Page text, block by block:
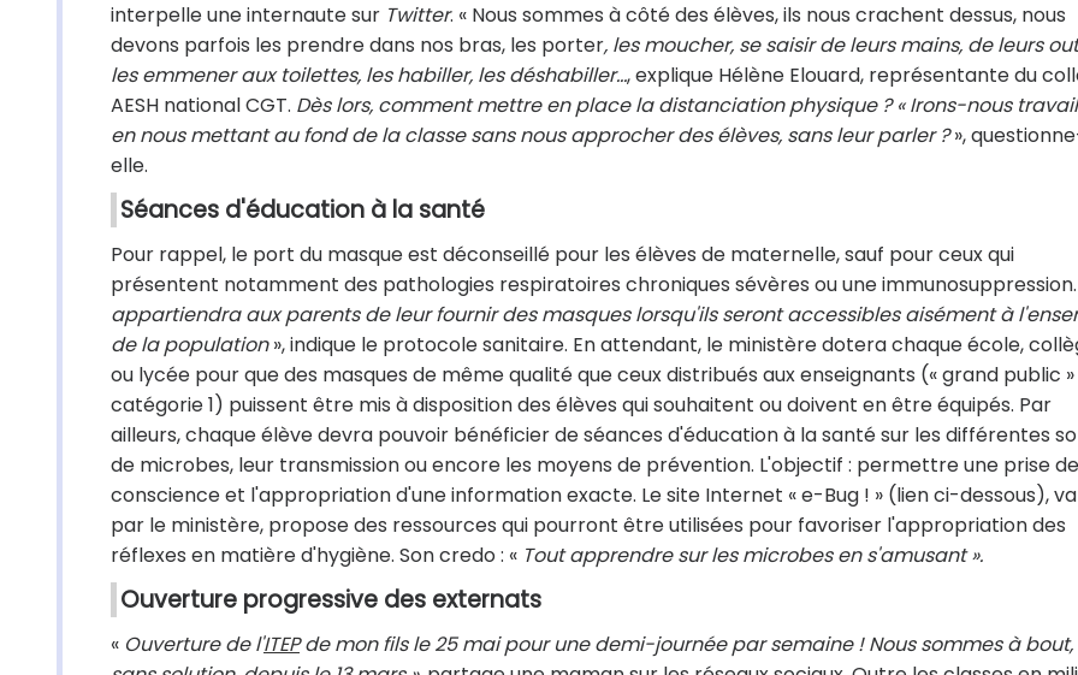
interpelle une internaute sur Twitter. « Nous sommes à côté des élèves, ils nous crachent dessus, nous
devons parfois les prendre dans nos bras, les porter, les moucher, se saisir de leurs mains, de leurs
les emmener aux toilettes, les habiller, les déshabiller…, explique Hélène Elouard, représentante du
AESH national CGT. Dès lors, comment mettre en place la distanciation physique ? « Irons-nous
en nous mettant au fond de la classe sans nous approcher des élèves, sans leur parler ?»,
elle.
Séances d'éducation à la santé
Pour rappel, le port du masque est déconseillé pour les élèves de maternelle, sauf pour ceux qui
présentent notamment des pathologies respiratoires chroniques sévères ou une
appartiendra aux parents de leur fournir des masques lorsqu'ils seront accessibles aisément à
de la population», indique le protocole sanitaire. En attendant, le ministère dotera chaque école,
ou lycée pour que des masques de même qualité que ceux distribués aux enseignants (« grand public
catégorie 1) puissent être mis à disposition des élèves qui souhaitent ou doivent en être équipés. Par
ailleurs, chaque élève devra pouvoir bénéficier de séances d'éducation à la santé sur les différentes
de microbes, leur transmission ou encore les moyens de prévention. L'objectif : permettre une prise de
conscience et l'appropriation d'une information exacte. Le site Internet « e-Bug ! » (lien ci-dessous),
par le ministère, propose des ressources qui pourront être utilisées pour favoriser l'appropriation des
réflexes en matière d'hygiène. Son credo : « Tout apprendre sur les microbes en s'amusant ».
Ouverture progressive des externats
« Ouverture de l'ITEPde mon fils le 25 mai pour une demi-journée par semaine ! Nous sommes à bout,